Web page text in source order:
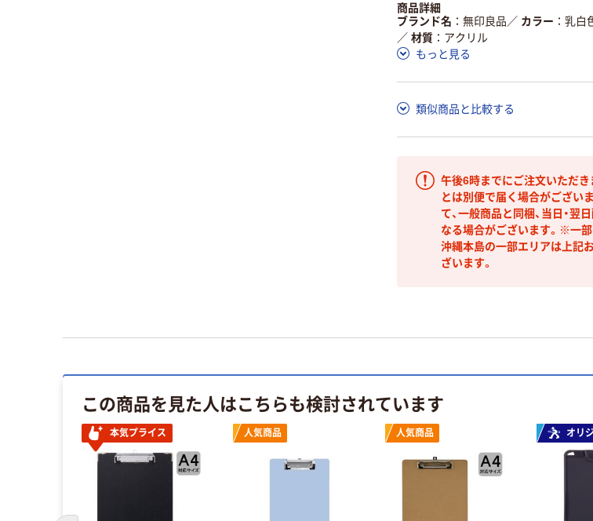
商品詳細
ブランド名
無印良品 ／ カラー 乳白
／ 材質
アクリル
もっと見る
類似商品と比較する
午後6時までにご注文いただき
とは別便で届く場合がござい
て、一般商品と同梱、当日・翌
なる場合がございます。※一部
沖縄本島の一部エリアは上記
ざいます。
この商品を見た人はこちらも検討されています
本気プライス 人気商品 人気商品 オリ